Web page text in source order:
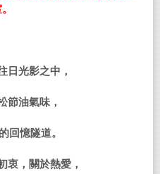
日光影之中，
節油氣味，
回憶隧道。
衷，關於熱愛，